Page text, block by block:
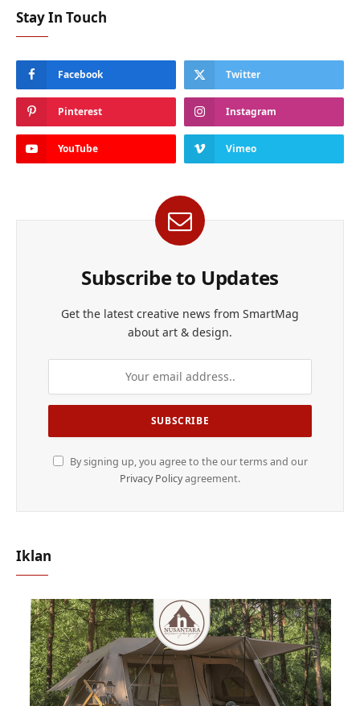
Stay In Touch
Facebook Twitter
Pinterest Instagram
YouTube Vimeo
Subscribe to Updates
Get the latest creative news from SmartMag
about art & design.
By signing up, you agree to the our terms and our
Privacy Policyagreement.
Iklan